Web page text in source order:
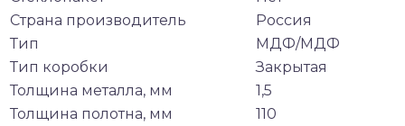
Страна производитель
Россия
Тип
МДФ/МДФ
Тип коробки
Закрытая
Толщина металла, мм
1,5
Толщина полотна, мм
110